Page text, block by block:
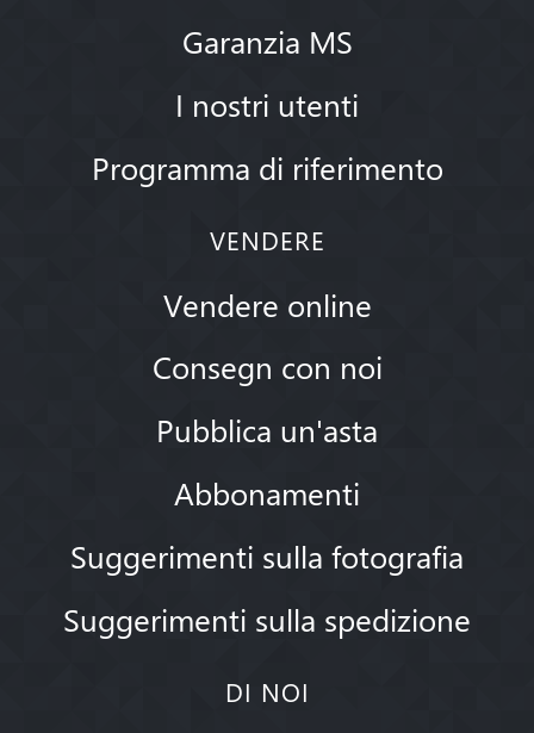
Garanzia MS
I nostri utenti
Programma di riferimento
VENDERE
Vendere online
Consegn con noi
Pubblica un'asta
Abbonamenti
Suggerimenti sulla fotografia
Suggerimenti sulla spedizione
DI NOI